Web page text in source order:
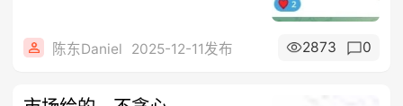
陈东Daniel 2025-12-11发布 2873 0